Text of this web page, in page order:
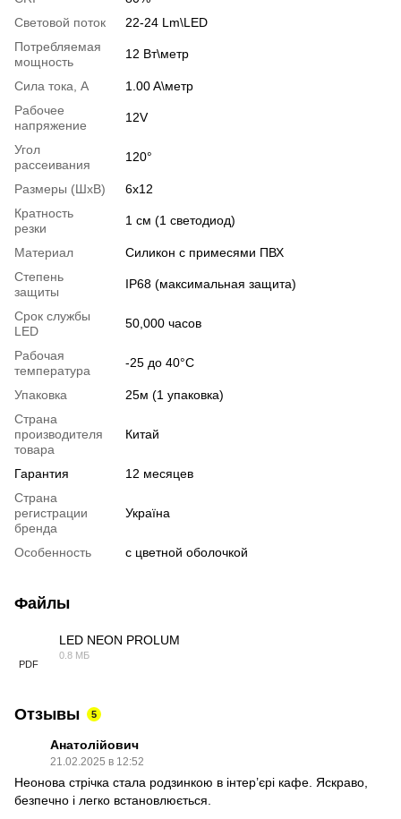
Световой поток
22-24 Lm\LED
Потребляемая
мощность
12 Вт\метр
Сила тока, А
1.00 A\метр
Рабочее
напряжение
12V
Угол
рассеивания
120°
Размеры (ШхВ)
6х12
Кратность
резки
1 см (1 светодиод)
Материал
Силикон с примесями ПВХ
Степень
защиты
IP68 (максимальная защита)
Срок службы
LED
50,000 часов
Рабочая
температура
-25 до 40°С
Упаковка
25м (1 упаковка)
Страна
производителя
товара
Китай
Гарантия
12 месяцев
Страна
регистрации
бренда
Україна
Особенность с цветной оболочкой
Файлы
PDF
LED NEON PROLUM
0.8 МБ
Отзывы 5
Анатолійович
21.02.2025 в 12:52
Неонова стрічка стала родзинкою в інтер’єрі кафе. Яскраво,
безпечно і легко встановлюється.